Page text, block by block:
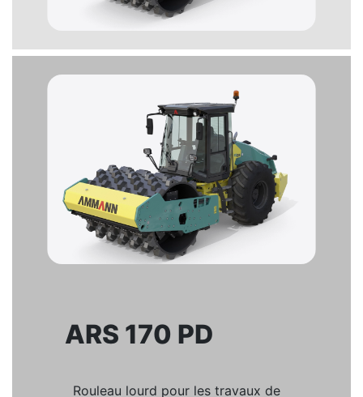
ARS 170 PD
Rouleau lourd pour les travaux de